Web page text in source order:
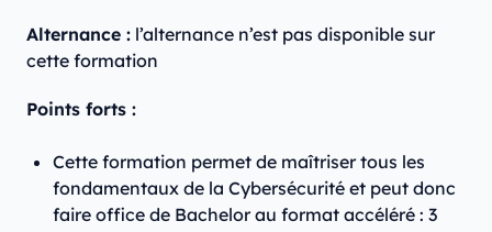
Alternance : ‍l’alternance n’est pas disponible sur
cette formation
Points forts :
Cette formation permet de maîtriser tous les
fondamentaux de la Cybersécurité et peut donc
faire office de Bachelor au format accéléré : 3